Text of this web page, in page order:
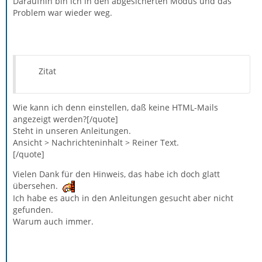
Problem war wieder weg.
Zitat
Wie kann ich denn einstellen, daß keine HTML-Mails
angezeigt werden?[/quote]
Steht in unseren Anleitungen.
Ansicht > Nachrichteninhalt > Reiner Text.
[/quote]
Vielen Dank für den Hinweis, das habe ich doch glatt
übersehen.
Ich habe es auch in den Anleitungen gesucht aber nicht
gefunden.
Warum auch immer.